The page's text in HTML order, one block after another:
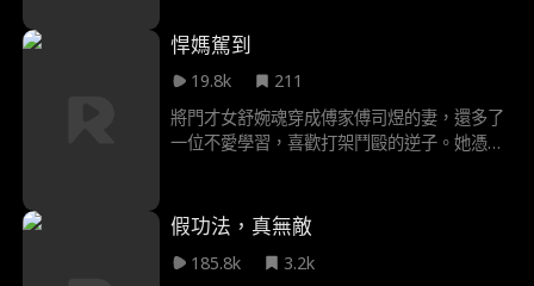
見證畢業典禮，卻目睹妹妹滿臉是血的驚悚一
幕……
王妃出身皇家，乃是嬌花一朵。”話音剛落，青
衣左手執鞭、右手握刀，打得賊子屁滾尿流。
攝政王又故作嘆息：“我家王妃膽小如鼠，別說
捉鬼，嚇一嚇都要暈過去。”一旁的百年老鬼哭
喪著臉：“王爺，你家王妃路子有多野，你心裡
悍媽駕到
19.8k
211
將門才女舒婉魂穿成傅家傅司煜的妻，還多了
一位不愛學習，喜歡打架鬥毆的逆子。她憑藉
沒想到一場陰謀正等著他們……
假功法，真無敵
185.8k
3.2k